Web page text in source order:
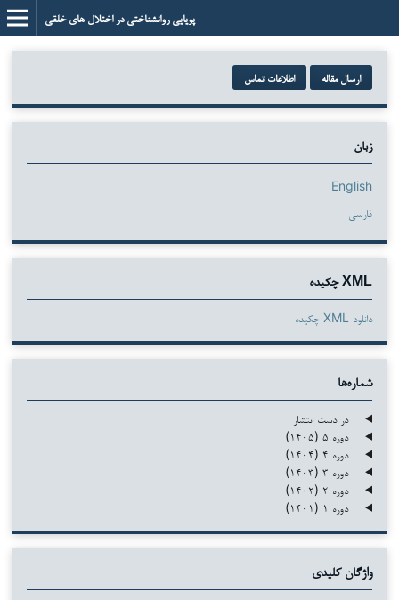
پویایی روانشناختی در اختلال های خلقی
ارسال مقاله اطلاعات تماس
زبان
English
فارسی
XML چکیده
دانلود XML چکیده
شماره‌ها
در دست انتشار
دوره ۵ (۱۴۰۵)
دوره ۴ (۱۴۰۴)
دوره ۳ (۱۴۰۳)
دوره ۲ (۱۴۰۲)
دوره ۱ (۱۴۰۱)
واژگان کلیدی